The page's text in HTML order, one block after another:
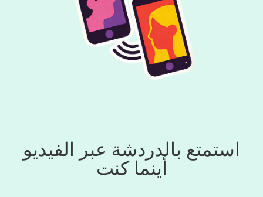
استمتع بالدردشة عبر الفيديو
أينما كنت